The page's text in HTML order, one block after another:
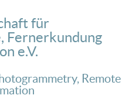
für
Fernerkundung
e.V.
Remote